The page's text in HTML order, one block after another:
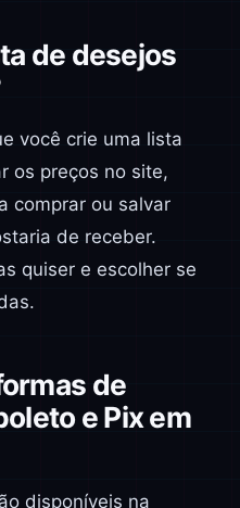
de desejos
você crie uma lista
os preços no site,
comprar ou salvar
de receber.
quiser e escolher se
de
e Pix em
disponíveis na